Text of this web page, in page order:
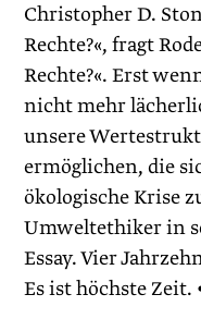
Christopher D.
Rechte?«, fragt
Rechte?«. Erst
nicht mehr
unsere
ermöglichen, die
ökologische Krise
Umwelt­ethiker in
Essay. Vier
Es ist höchste Zeit.